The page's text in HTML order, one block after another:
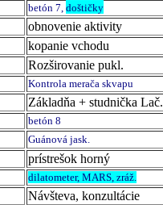
betón 7, doštičky
obnovenie aktivity
kopanie vchodu
Rozširovanie pukl.
Kontrola merača skvapu
Základňa + studnička Lač.
betón 8
Guánová jask.
prístrešok horný
dilatometer, MARS, zráž.
Návšteva, konzultácie